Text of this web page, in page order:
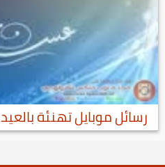
رسائل موبايل تهنئة بالعيد